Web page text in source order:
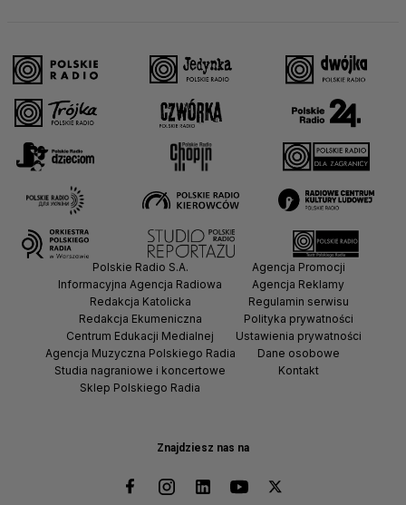
Znajdziesz nas na
Polskie Radio S.A.
Informacyjna Agencja Radiowa
Redakcja Katolicka
Redakcja Ekumeniczna
Centrum Edukacji Medialnej
Agencja Muzyczna Polskiego Radia
Studia nagraniowe i koncertowe
Sklep Polskiego Radia
Agencja Promocji
Agencja Reklamy
Regulamin serwisu
Polityka prywatności
Ustawienia prywatności
Dane osobowe
Kontakt